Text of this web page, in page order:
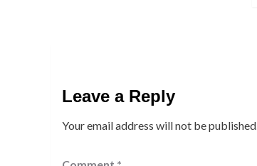
Leave a Reply
Your email address will not be published.